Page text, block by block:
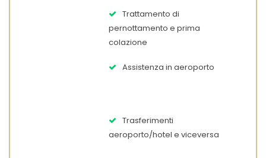
Trattamento di
pernottamento e prima
colazione
Assistenza in aeroporto
Trasferimenti
aeroporto/hotel e viceversa